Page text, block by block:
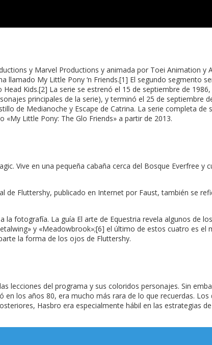
y Marvel Productions y animada por Toei Animation y
My Little Pony ‘n Friends.[1] El segundo segmento
Kids.[2] La serie se estrenó el 15 de septiembre de
principales de la serie), y terminó el 25 de septiembre
de Medianoche y Escape de Catrina. La serie completa de
Little Pony: The Glo Friends» a partir de 2013.
Vive en una pequeña cabaña cerca del Bosque Everfree y
Fluttershy, publicado en Internet por Faust, también se
fotografía. La guía El arte de Equestria revela algunos de
y «Meadowbrook»;[6] el último de estos cuatro es el
la forma de los ojos de Fluttershy.
lecciones del programa y sus coloridos personajes. Sin
los años 80, era mucho más rara de lo que recuerdas.
Hasbro era especialmente hábil en las estrategias